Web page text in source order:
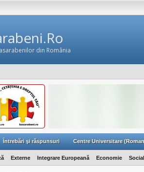
din România
Întrebări şi răspunsuri Centre Universitare
Externe Integrare Europeană Economie Social